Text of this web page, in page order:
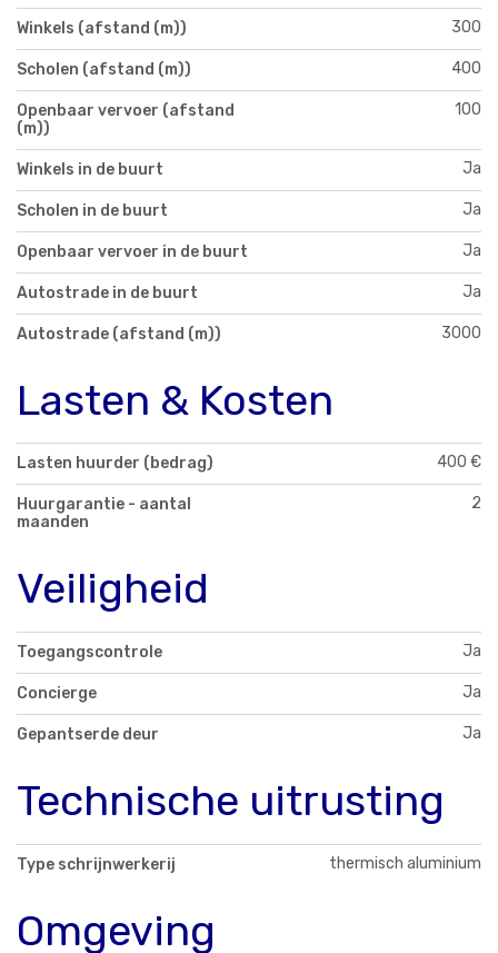
Winkels (afstand (m)) 300
Scholen (afstand (m)) 400
Openbaar vervoer (afstand
(m))
100
Winkels in de buurt Ja
Scholen in de buurt Ja
Openbaar vervoer in de buurt Ja
Autostrade in de buurt Ja
Autostrade (afstand (m)) 3000
Lasten & Kosten
Lasten huurder (bedrag) 400 €
Huurgarantie - aantal
maanden
2
Veiligheid
Toegangscontrole Ja
Concierge Ja
Gepantserde deur Ja
Technische uitrusting
Type schrijnwerkerij thermisch aluminium
Omgeving